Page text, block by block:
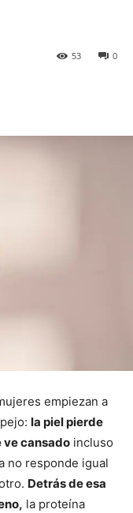
0
53
empiezan a
la piel pierde
ve cansado incluso
no responde igual
Detrás de esa
la proteína